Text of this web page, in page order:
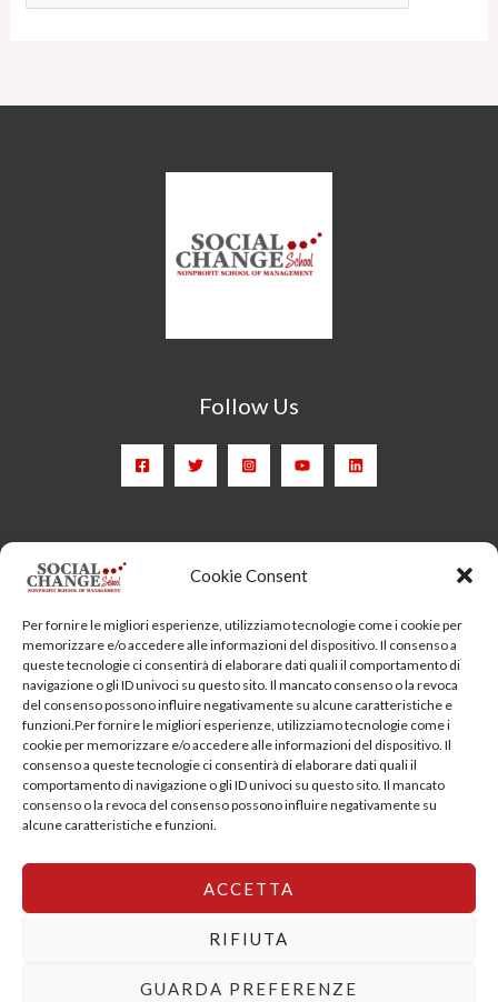
Cookie Consent
Per fornire le migliori esperienze, utilizziamo tecnologie come i cookie per
memorizzare e/o accedere alle informazioni del dispositivo. Il consenso a
queste tecnologie ci consentirà di elaborare dati quali il comportamento di
navigazione o gli ID univoci su questo sito. Il mancato consenso o la revoca
del consenso possono influire negativamente su alcune caratteristiche e
funzioni.Per fornire le migliori esperienze, utilizziamo tecnologie come i
cookie per memorizzare e/o accedere alle informazioni del dispositivo. Il
consenso a queste tecnologie ci consentirà di elaborare dati quali il
comportamento di navigazione o gli ID univoci su questo sito. Il mancato
consenso o la revoca del consenso possono influire negativamente su
alcune caratteristiche e funzioni.
ACCETTA
RIFIUTA
GUARDA PREFERENZE
Follow Us
Head Quarter: Spain – Calle Arrieta, 9 - 28013 Madrid
7 - 00185 Roma
socialchangeschool@socialchangeschool.org
PMC – Master
HOPE – Master
MIDHA – Master
LEAD – Master
Copyright © 2026 SocialChangeSchool |